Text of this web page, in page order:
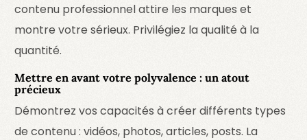
contenu professionnel attire les marques et
montre votre sérieux. Privilégiez la qualité à la
quantité.
Mettre en avant votre polyvalence : un atout
précieux
Démontrez vos capacités à créer différents types
de contenu : vidéos, photos, articles, posts. La